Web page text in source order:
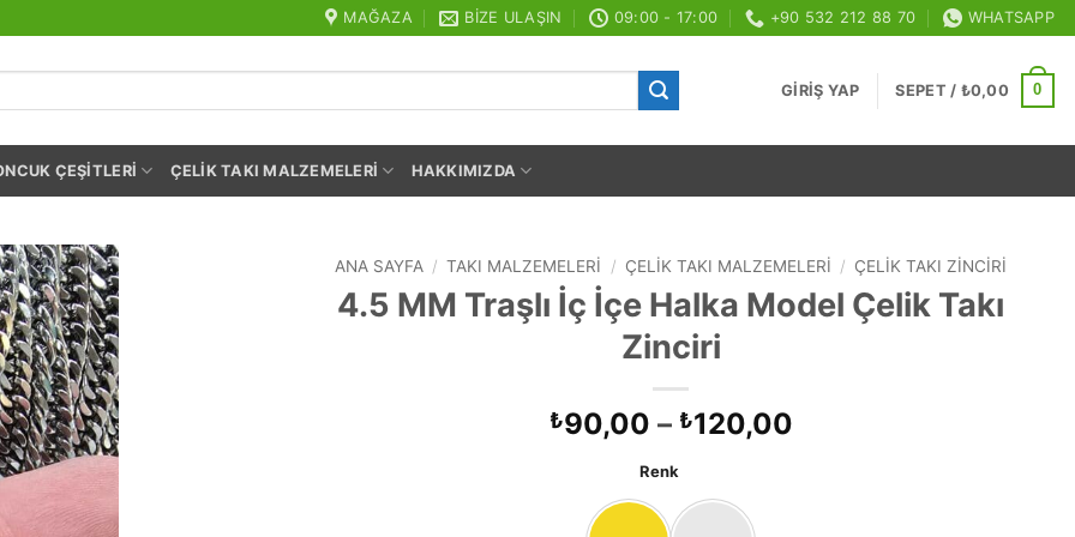
MAĞAZA BIZE ULAŞIN 09:00 - 17:00 +90 532 212 88 70 WHATSAPP
GIRIŞ YAP SEPET / ₺0,00 0
ÇEŞITLERI ÇELIK TAKI MALZEMELERI HAKKIMIZDA
ANA SAYFA / TAKI MALZEMELERI / ÇELIK TAKI MALZEMELERI / ÇELIK TAKI ZINCIRI
4.5 MM Traşlı İç İçe Halka Model Çelik Takı
Zinciri
₺90,00 – ₺120,00Fiyat
Renk